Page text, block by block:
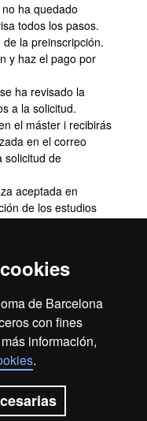
de Barcelona
con fines
información,
.
ha quedado
todos los pasos.
la preinscripción.
y haz el pago por
se ha revisado la
a la solicitud.
el máster i recibirás
en el correo
solicitud de
aceptada en
de los estudios
de máster
en el máster pero,
en el máster. Los
en la resolución